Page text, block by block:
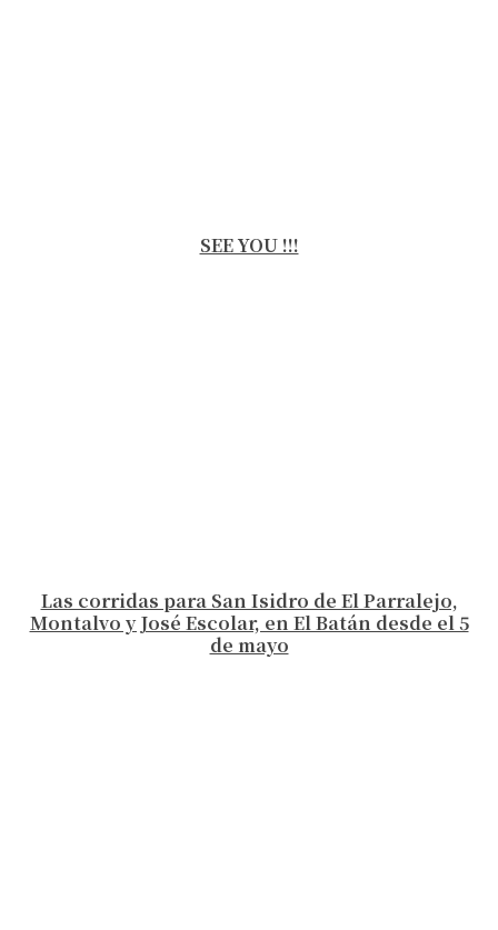
SEE YOU !!!
Las corridas para San Isidro de El Parralejo,
Montalvo y José Escolar, en El Batán desde el 5
de mayo